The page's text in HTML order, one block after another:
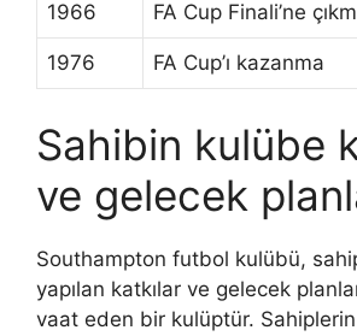
1966 FA Cup Finali’ne
1976 FA Cup’ı kazanma
Sahibin kulübe
ve gelecek
Southampton futbol kulübü,
yapılan katkılar ve gelecek
vaat eden bir kulüptür. Sahiplerin